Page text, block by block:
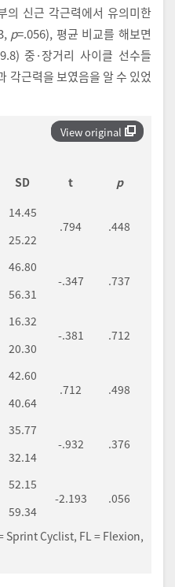
의 신근 각근력에서 유의미한
p=.056), 평균 비교를 해보면
중·장거리 사이클 선수들
각근력을 보였음을 알 수 있었
View original
SD t
p
14.45
.794
.448
25.22
46.80
-.347
.737
56.31
16.32
-.381
.712
20.30
42.60
.712
.498
40.64
35.77
-.932
.376
32.14
52.15
-2.193
.056
59.34
Sprint Cyclist, FL = Flexion,